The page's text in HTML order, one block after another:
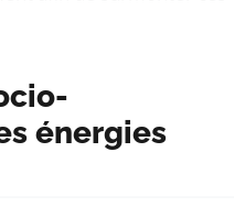
énergies